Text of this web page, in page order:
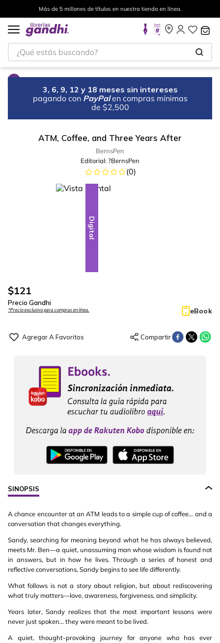
Más de 5 millones de títulos en nuestra tienda en línea.
¿Qué estás buscando?
3, 6, 9, 12 y 18 meses sin intereses
pagando con PayPal en compras mínimas
de $2,500
ATM, Coffee, and Three Years After
BernsPen
Editorial: ?BernsPen
(0)
Digital
$121
Precio Gandhi
*Precio exclusivo para compras en línea. eBook
SINOPSIS
A chance encounter at an ATM leads to a simple cup of coffee… and a
conversation that changes everything.
Sandy, searching for meaning beyond what he has always believed,
meets Mr. Ben—a quiet, unassuming man whose wisdom is found not
in answers, but in how he lives. Through a series of honest and
reflective conversations, Sandy begins to see life differently.
What follows is not a story about religion, but about rediscovering
what truly matters—love, awareness, forgiveness, and simplicity.
Years later, Sandy realizes that the most important lessons were
never just spoken… they were meant to be lived.
A quiet, thought-provoking journey for anyone who has ever